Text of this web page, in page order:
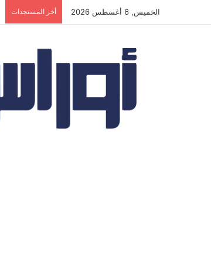
الخميس, 6 أغسطس 2026 أخر المستجدات